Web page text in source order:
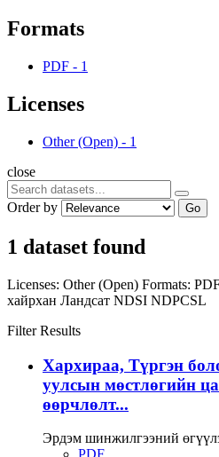
Formats
PDF - 1
Licenses
Other (Open) - 1
close
Order by Go
1 dataset found
Licenses: Other (Open) Formats:
хайрхан Ландсат NDSI NDPCSL
Filter Results
Хархираа, Түргэн
уулсын мөстлөгийн
өөрчлөлт...
Эрдэм шинжилгээний